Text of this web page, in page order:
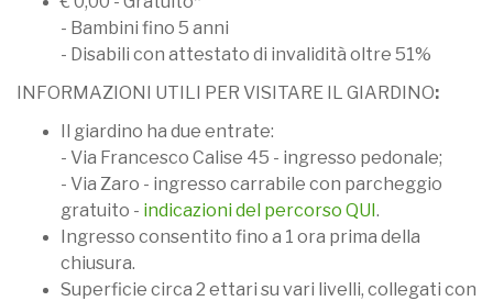
- Bambini fino 5 anni
- Disabili con attestato di invalidità oltre 51%
INFORMAZIONI UTILI PER VISITARE IL GIARDINO:
Il giardino ha due entrate:
- Via Francesco Calise 45 - ingresso pedonale;
- Via Zaro - ingresso carrabile con parcheggio
gratuito - indicazioni del percorso QUI.
Ingresso consentito fino a 1 ora prima della
chiusura.
Superficie circa 2 ettari su vari livelli, collegati con